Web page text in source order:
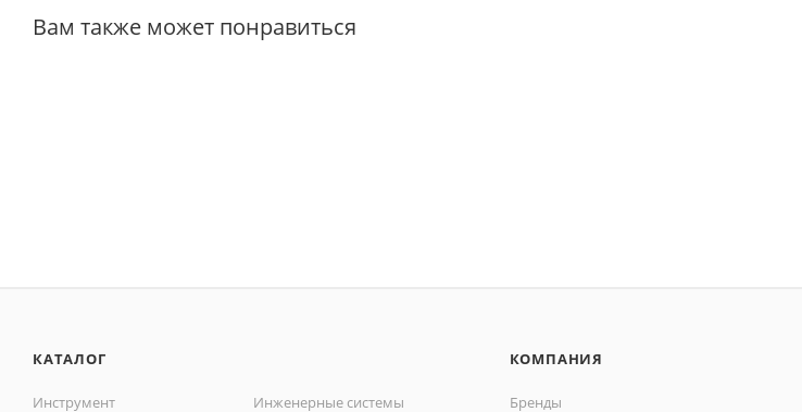
Вам также может понравиться
КАТАЛОГ
Инструмент
Инженерные системы
КОМПАНИЯ
Бренды